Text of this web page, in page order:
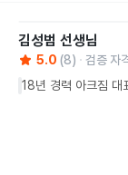
김성범 선생님
5.0 (8) 검증 자
18년 경력 아크짐 대